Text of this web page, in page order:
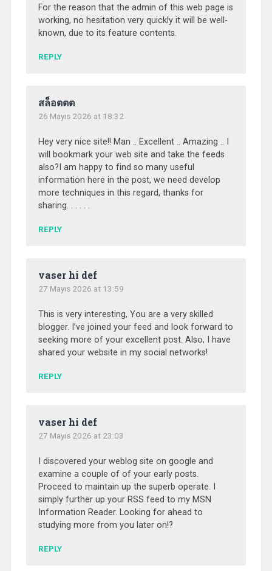
For the reason that the admin of this web page is
working, no hesitation very quickly it will be well-
known, due to its feature contents.
REPLY
สล็อตตต
26 Mayıs 2026 at 18:32
Hey very nice site!! Man .. Excellent .. Amazing .. I
will bookmark your web site and take the feeds
also?I am happy to find so many useful
information here in the post, we need develop
more techniques in this regard, thanks for
sharing. . . . . .
REPLY
vaser hi def
27 Mayıs 2026 at 13:59
This is very interesting, You are a very skilled
blogger. I’ve joined your feed and look forward to
seeking more of your excellent post. Also, I have
shared your website in my social networks!
REPLY
vaser hi def
27 Mayıs 2026 at 23:03
I discovered your weblog site on google and
examine a couple of of your early posts.
Proceed to maintain up the superb operate. I
simply further up your RSS feed to my MSN
Information Reader. Looking for ahead to
studying more from you later on!?
REPLY